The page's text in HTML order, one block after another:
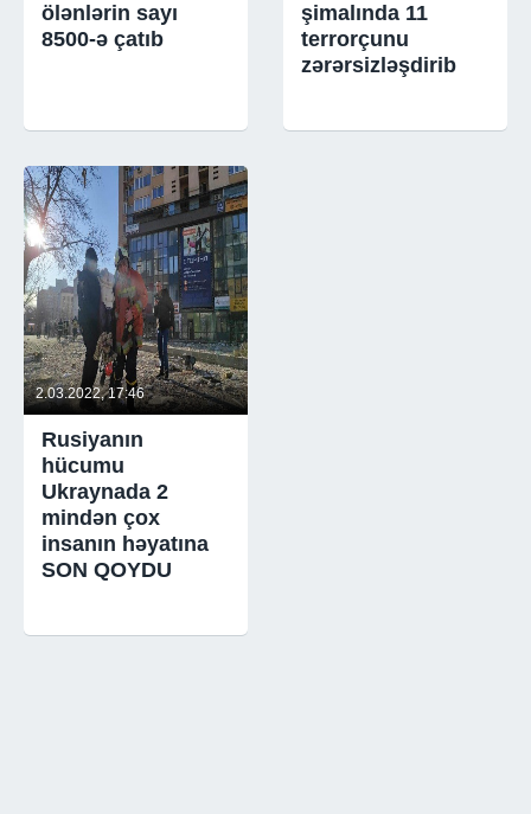
ölənlərin sayı
8500-ə çatıb
şimalında 11
terrorçunu
zərərsizləşdirib
2.03.2022, 17:46
Rusiyanın
hücumu
Ukraynada 2
mindən çox
insanın həyatına
SON QOYDU